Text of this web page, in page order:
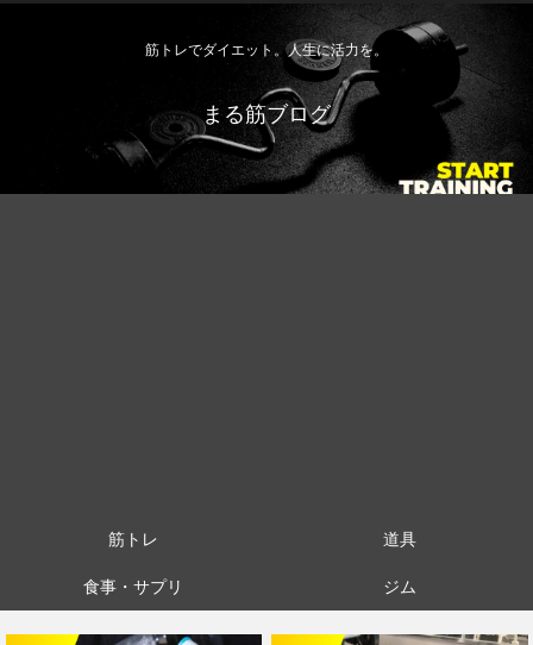
筋トレでダイエット。人生に活力を。
まる筋ブログ
筋トレ 道具
食事・サプリ ジム